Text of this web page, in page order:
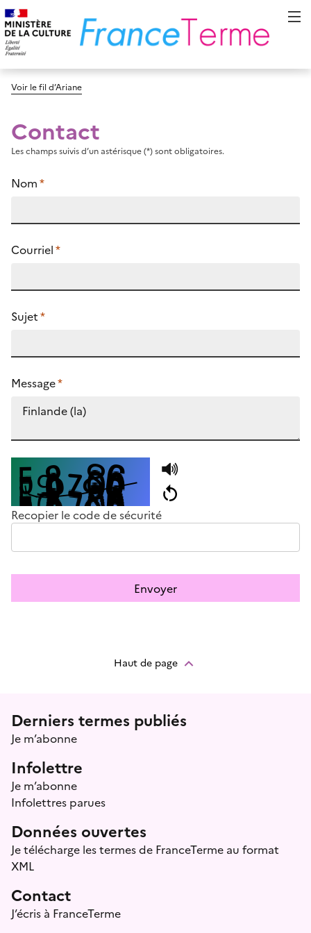
Voir le fil d’Ariane
Contact
Les champs suivis d’un astérisque (*) sont obligatoires.
Nom*
Courriel*
Sujet*
Message*
Recopier le code de sécurité
Envoyer
Haut de page
Menu prefooter
Derniers termes publiés
Je m’abonne
Infolettre
Je m’abonne
Infolettres parues
Données ouvertes
Je télécharge les termes de FranceTerme au format
XML
Contact
J’écris à FranceTerme